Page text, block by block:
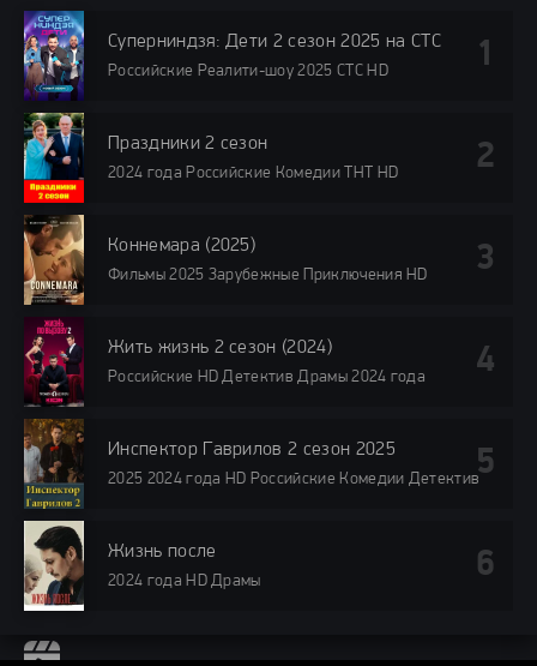
Суперниндзя: Дети 2 сезон 2025 на СТС
Российские Реалити-шоу 2025 СТС HD
Праздники 2 сезон
2024 года Российские Комедии ТНТ HD
Коннемара (2025)
Фильмы 2025 Зарубежные Приключения HD
Жить жизнь 2 сезон (2024)
Российские HD Детектив Драмы 2024 года
Инспектор Гаврилов 2 сезон 2025
2025 2024 года HD Российские Комедии Детектив
Жизнь после
2024 года HD Драмы